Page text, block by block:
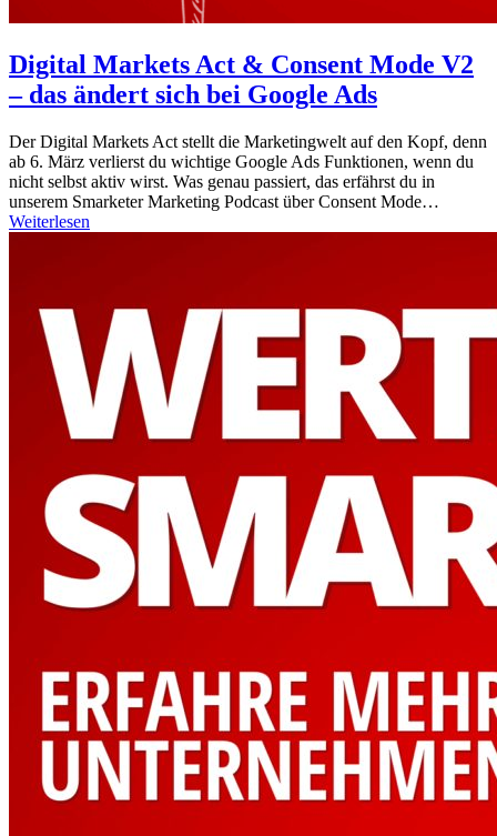
Digital Markets Act & Consent Mode V2
– das ändert sich bei Google Ads
Der Digital Markets Act stellt die Marketingwelt auf den Kopf, denn
ab 6. März verlierst du wichtige Google Ads Funktionen, wenn du
nicht selbst aktiv wirst. Was genau passiert, das erfährst du in
unserem Smarketer Marketing Podcast über Consent Mode…
Weiterlesen